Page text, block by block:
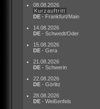
08.08.2026
Kurzauftritt
DE - Frankfurt/Main
14.08.2026
DE - Schwedt/Oder
15.08.2026
DE - Gera
21.08.2026
DE - Schwerin
22.08.2026
DE - Görlitz
28.08.2026
DE - Weißenfels